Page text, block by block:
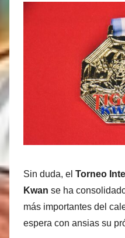
Sin duda, el Torneo
Kwan se ha
más importantes del
espera con ansias su